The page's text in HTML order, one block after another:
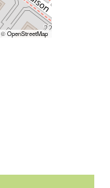
©OpenStreetMap